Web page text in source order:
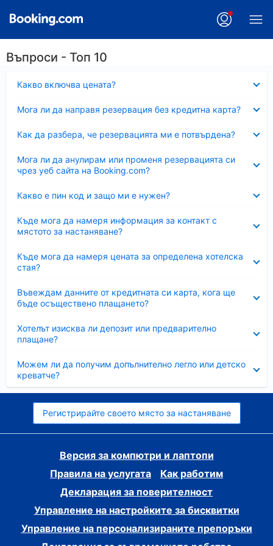
Въпроси - Топ 10
Какво включва цената?
Мога ли да направя резервация без кредитна карта?
Как да разбера, че резервацията ми е потвърдена?
Мога ли да анулирам или променя резервацията си
чрез уеб сайта на Booking.com?
Какво е пин код и защо ми е нужен?
Къде мога да намеря информация за контакт с
мястото за настаняване?
Къде мога да намеря цената за определена хотелска
стая?
Въвеждам данните от кредитната си карта, кога ще
бъде осъществено плащането?
Хотелът изисква ли депозит или предварително
плащане?
Можем ли да получим допълнително легло или детско
креватче?
Регистрирайте своето място за настаняване
Версия за компютри и лаптопи
Правила на услугата
Как работим
Декларация за поверителност
Управление на настройките за бисквитки
Управление на персонализираните препоръки